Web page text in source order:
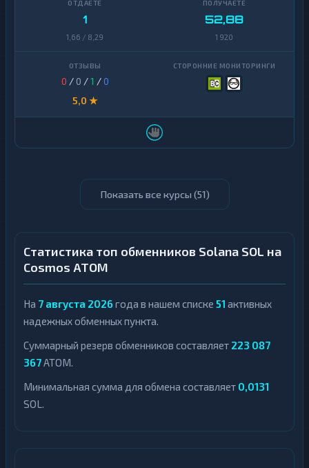
1
1,66 / 8,29
52,88
1 920
0 / 0 /1 /0
5,0 ★
Показать все курсы (51)
Статистика топ обменников Solana SOL на
Cosmos ATOM
На 7 августа 2026 года в нашем списке 51 активных
надежных обменных пункта.
Суммарный резерв обменников составляет 223 087
367ATOM.
Минимальная сумма для обмена составляет 0,0131
SOL.